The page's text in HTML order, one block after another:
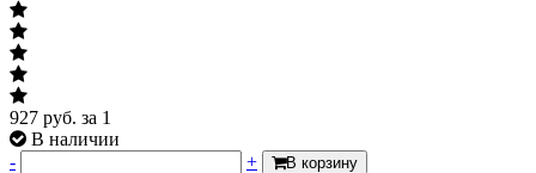
927 руб. за 1
В наличии
-
+ В корзину